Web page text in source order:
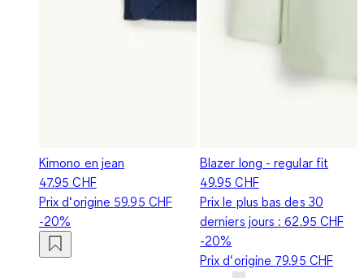
Kimono en jean
47.95 CHF
Prix d‘origine 59.95 CHF
-20%
Blazer long - regular fit
49.95 CHF
Prix le plus bas des 30
derniers jours :62.95 CHF
-20%
Prix d‘origine 79.95 CHF